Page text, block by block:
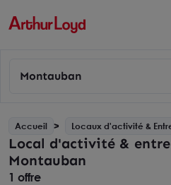
Montauban
Accueil Locaux d'activité &
Local d'activité &
Montauban
1 offre